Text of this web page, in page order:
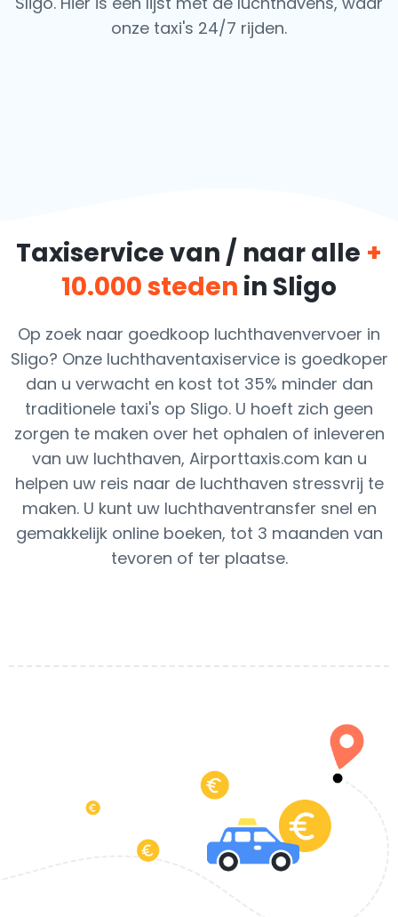
onze taxi's 24/7 rijden.
Taxiservice van / naar alle +
10.000 steden in Sligo
Op zoek naar goedkoop luchthavenvervoer in
Sligo? Onze luchthaventaxiservice is goedkoper
dan u verwacht en kost tot 35% minder dan
traditionele taxi's op Sligo. U hoeft zich geen
zorgen te maken over het ophalen of inleveren
van uw luchthaven, Airporttaxis.com kan u
helpen uw reis naar de luchthaven stressvrij te
maken. U kunt uw luchthaventransfer snel en
gemakkelijk online boeken, tot 3 maanden van
tevoren of ter plaatse.